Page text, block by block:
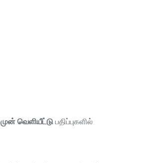
முன் வெளியீட்டு பதிப்புகளில்